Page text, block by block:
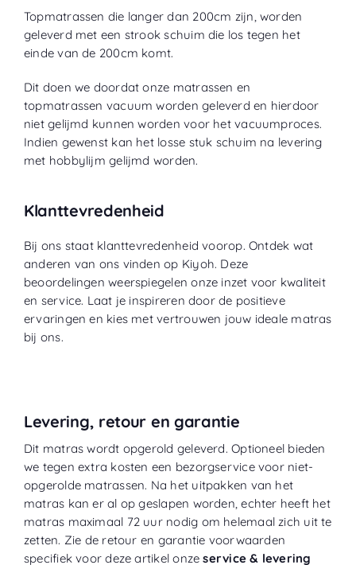
Topmatrassen die langer dan 200cm zijn, worden
geleverd met een strook schuim die los tegen het
einde van de 200cm komt.
Dit doen we doordat onze matrassen en
topmatrassen vacuum worden geleverd en hierdoor
niet gelijmd kunnen worden voor het vacuumproces.
Indien gewenst kan het losse stuk schuim na levering
met hobbylijm gelijmd worden.
Klanttevredenheid
Bij ons staat klanttevredenheid voorop. Ontdek wat
anderen van ons vinden op Kiyoh. Deze
beoordelingen weerspiegelen onze inzet voor kwaliteit
en service. Laat je inspireren door de positieve
ervaringen en kies met vertrouwen jouw ideale matras
bij ons.
Levering, retour en garantie
Dit matras wordt opgerold geleverd. Optioneel bieden
we tegen extra kosten een bezorgservice voor niet-
opgerolde matrassen. Na het uitpakken van het
matras kan er al op geslapen worden, echter heeft het
matras maximaal 72 uur nodig om helemaal zich uit te
zetten. Zie de retour en garantie voorwaarden
specifiek voor deze artikel onzeservice & levering